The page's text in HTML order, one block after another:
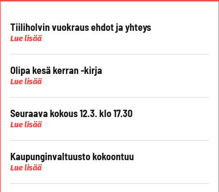
Tiiliholvin vuokraus ehdot ja yhteys
Lue lisää
Olipa kesä kerran -kirja
Lue lisää
Seuraava kokous 12.3. klo 17.30
Lue lisää
Kaupunginvaltuusto kokoontuu
Lue lisää